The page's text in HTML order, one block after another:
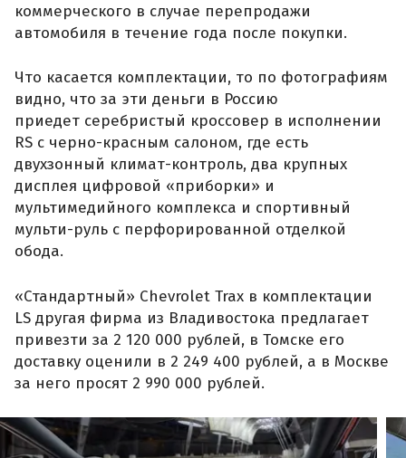
коммерческого в случае перепродажи
автомобиля в течение года после покупки.
Что касается комплектации, то по фотографиям
видно, что за эти деньги в Россию
приедет серебристый кроссовер в исполнении
RS с черно-красным салоном, где есть
двухзонный климат-контроль, два крупных
дисплея цифровой «приборки» и
мультимедийного комплекса и спортивный
мульти-руль с перфорированной отделкой
обода.
«Стандартный» Chevrolet Trax в комплектации
LS другая фирма из Владивостока предлагает
привезти за 2 120 000 рублей, в Томске его
доставку оценили в 2 249 400 рублей, а в Москве
за него просят 2 990 000 рублей.